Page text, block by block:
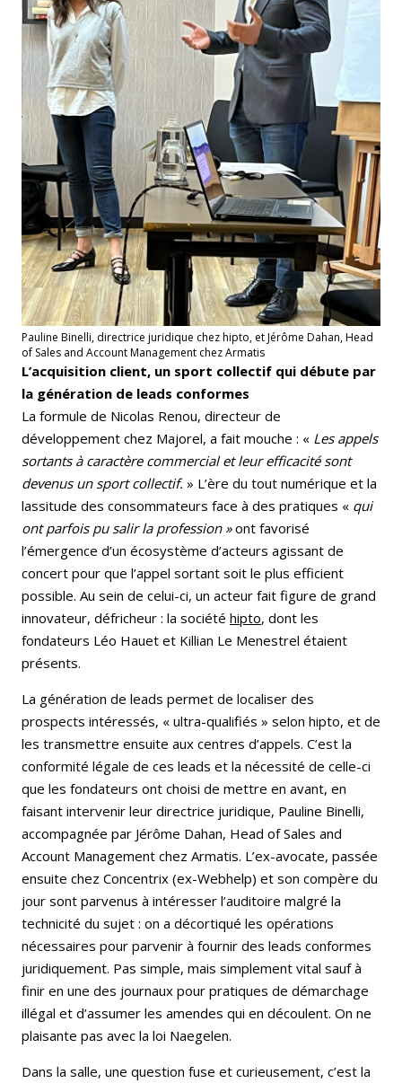
Pauline Binelli, directrice juridique chez hipto, et Jérôme Dahan, Head
of Sales and Account Management chez Armatis
L’acquisition client, un sport collectif qui débute par
la génération de leads conformes
La formule de Nicolas Renou, directeur de
développement chez Majorel, a fait mouche : « Les appels
sortants à caractère commercial et leur efficacité sont
devenus un sport collectif. » L’ère du tout numérique et la
lassitude des consommateurs face à des pratiques « qui
ont parfois pu salir la profession »ont favorisé
l’émergence d’un écosystème d’acteurs agissant de
concert pour que l’appel sortant soit le plus efficient
possible. Au sein de celui-ci, un acteur fait figure de grand
innovateur, défricheur : la société hipto, dont les
fondateurs Léo Hauet et Killian Le Menestrel étaient
présents.
La génération de leads permet de localiser des
prospects intéressés, « ultra-qualifiés » selon hipto, et de
les transmettre ensuite aux centres d’appels. C’est la
conformité légale de ces leads et la nécessité de celle-ci
que les fondateurs ont choisi de mettre en avant, en
faisant intervenir leur directrice juridique, Pauline Binelli,
accompagnée par Jérôme Dahan, Head of Sales and
Account Management chez Armatis. L’ex-avocate, passée
ensuite chez Concentrix (ex-Webhelp) et son compère du
jour sont parvenus à intéresser l’auditoire malgré la
technicité du sujet : on a décortiqué les opérations
nécessaires pour parvenir à fournir des leads conformes
juridiquement. Pas simple, mais simplement vital sauf à
finir en une des journaux pour pratiques de démarchage
illégal et d’assumer les amendes qui en découlent. On ne
plaisante pas avec la loi Naegelen.
Dans la salle, une question fuse et curieusement, c’est la